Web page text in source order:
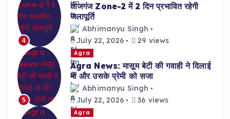
4
ताजगंज Zone-2 में 2 दिन प्रभावित रहेगी
जलापूर्ति
Abhimanyu Singh
July 22, 2026
29 views
5
Agra
Agra News: मासूम बेटी की गवाही ने दिलाई
मां और उसके प्रेमी को सजा
Abhimanyu Singh
July 22, 2026
36 views
Agra